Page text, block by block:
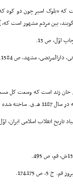
که «بلوک اسیر چون دو کوه
گویند، بین مردم مشهور است که،
اوّل، ص 13.
انقلاب اسلامى ایران،